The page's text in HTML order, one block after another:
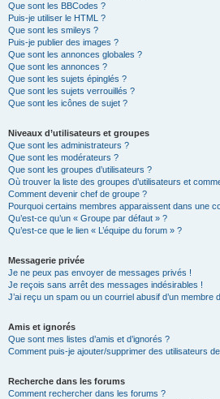
Que sont les BBCodes ?
Puis-je utiliser le HTML ?
Que sont les smileys ?
Puis-je publier des images ?
Que sont les annonces globales ?
Que sont les annonces ?
Que sont les sujets épinglés ?
Que sont les sujets verrouillés ?
Que sont les icônes de sujet ?
Niveaux d’utilisateurs et groupes
Que sont les administrateurs ?
Que sont les modérateurs ?
Que sont les groupes d’utilisateurs ?
Où trouver la liste des groupes d’utilisateurs et
Comment devenir chef de groupe ?
Pourquoi certains membres apparaissent dans une
Qu’est-ce qu’un « Groupe par défaut » ?
Qu’est-ce que le lien « L’équipe du forum » ?
Messagerie privée
Je ne peux pas envoyer de messages privés !
Je reçois sans arrêt des messages indésirables !
J’ai reçu un spam ou un courriel abusif d’un membre
Amis et ignorés
Que sont mes listes d’amis et d’ignorés ?
Comment puis-je ajouter/supprimer des utilisateurs de
Recherche dans les forums
Comment rechercher dans les forums ?